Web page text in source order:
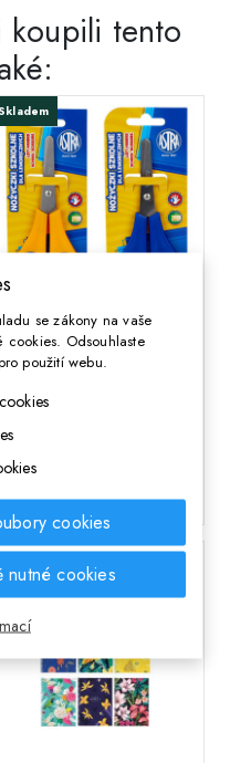
tento
ASTRA Školní nůžky pro
leváky 13cm, blistr, mix
se zákony na vaše
cookies. Odsouhlaste
použití webu.
cookies
nutné cookies